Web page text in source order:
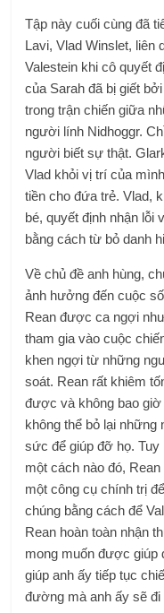
Tập này cuối cùng đã
Lavi, Vlad Winslet, liên
Valestein khi cô quyết
của Sarah đã bị giết
trong trận chiến giữa
người lính Nidhoggr.
người biết sự thật.
Vlad khỏi vị trí của
tiền cho đứa trẻ. Vlad,
bé, quyết định nhận lỗi
bằng cách từ bỏ danh
Về chủ đề anh hùng,
ảnh hưởng đến cuộc
Rean được ca ngợi
tham gia vào cuộc
khen ngợi từ những
soát. Rean rất khiêm
được và không bao giờ
không thể bỏ lại những
sức để giúp đỡ họ. Tuy
một cách nào đó,
một công cụ chính trị
chúng bằng cách để
Rean hoàn toàn nhận
mong muốn được giúp
giúp anh ấy tiếp tục
đường mà anh ấy sẽ đi